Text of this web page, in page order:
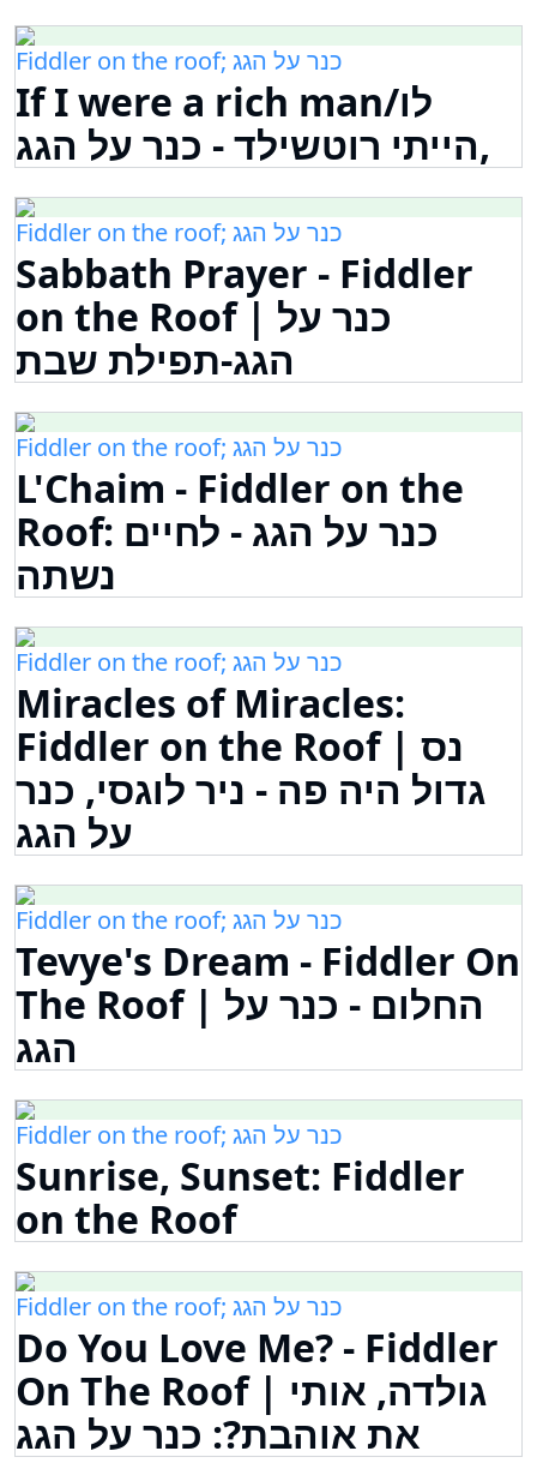
Fiddler on the roof; כנר על הגג
If I were a rich man/לו
הייתי רוטשילד - כנר על הגג,
Fiddler on the roof; כנר על הגג
Sabbath Prayer - Fiddler
on the Roof | כנר על
הגג-תפילת שבת
Fiddler on the roof; כנר על הגג
L'Chaim - Fiddler on the
Roof: כנר על הגג - לחיים
נשתה
Fiddler on the roof; כנר על הגג
Miracles of Miracles:
Fiddler on the Roof | נס
גדול היה פה - ניר לוגסי, כנר
על הגג
Fiddler on the roof; כנר על הגג
Tevye's Dream - Fiddler On
The Roof | החלום - כנר על
הגג
Fiddler on the roof; כנר על הגג
Sunrise, Sunset: Fiddler
on the Roof
Fiddler on the roof; כנר על הגג
Do You Love Me? - Fiddler
On The Roof | גולדה, אותי
את אוהבת?: כנר על הגג